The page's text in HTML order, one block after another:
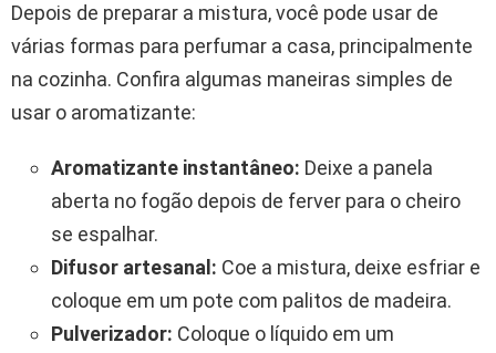
Depois de preparar a mistura, você pode usar de
várias formas para perfumar a casa, principalmente
na cozinha. Confira algumas maneiras simples de
usar o aromatizante:
Aromatizante instantâneo: Deixe a panela
aberta no fogão depois de ferver para o cheiro
se espalhar.
Difusor artesanal: Coe a mistura, deixe esfriar e
coloque em um pote com palitos de madeira.
Pulverizador: Coloque o líquido em um